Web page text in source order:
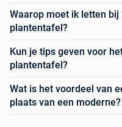
Waarop moet ik letten
plantentafel?
Kun je tips geven voor
plantentafel?
Wat is het voordeel van
plaats van een moderne?